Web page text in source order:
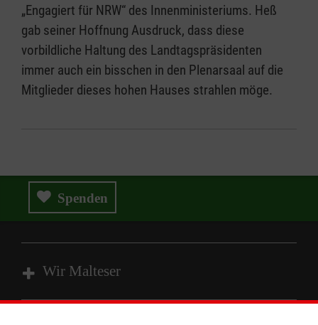
„Engagiert für NRW“ des Innenministeriums. Heß
gab seiner Hoffnung Ausdruck, dass diese
vorbildliche Haltung des Landtagspräsidenten
immer auch ein bisschen in den Plenarsaal auf die
Mitglieder dieses hohen Hauses strahlen möge.
Spenden
Wir Malteser